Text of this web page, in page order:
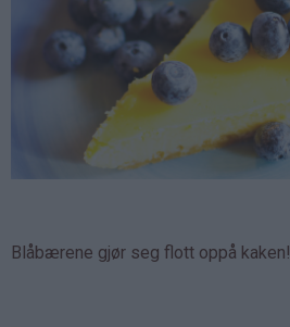
Blåbærene gjør seg flott oppå kaken!